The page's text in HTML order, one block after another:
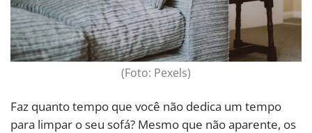
(Foto: Pexels)
Faz quanto tempo que você não dedica um tempo
para limpar o seu sofá? Mesmo que não aparente, os